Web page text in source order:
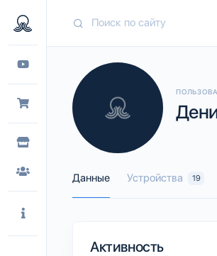
Данные Устройства 19
Активность